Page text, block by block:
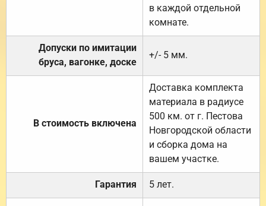
в каждой отдельной
комнате.
Допуски по имитации
бруса, вагонке, доске
+/- 5 мм.
В стоимость включена
Доставка комплекта
материала в радиусе
500 км. от г. Пестова
Новгородской области
и сборка дома на
вашем участке.
Гарантия 5 лет.